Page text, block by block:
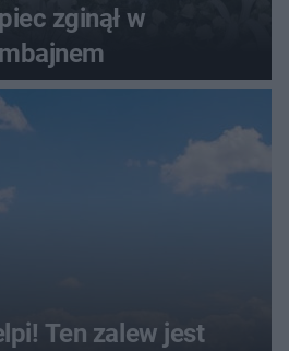
zginął w
Ten zalew jest